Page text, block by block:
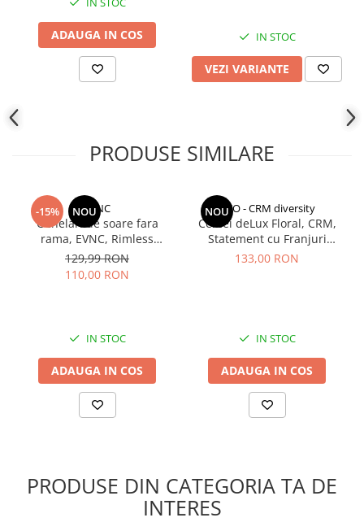
ADAUGA IN COS IN STOC
VEZI VARIANTE
PRODUSE SIMILARE
-15% NOUEVNC
Ochelari de soare fara
rama, EVNC, Rimless
Featherlight, unisex
129,99 RON
110,00 RON
IN STOC
ADAUGA IN COS
NOUCCO - CRM diversity
Cercei deLux Floral, CRM,
Statement cu Franjuri
Elegante pentru Femei,
133,00 RON
IN STOC
ADAUGA IN COS
PRODUSE DIN CATEGORIA TA DE
INTERES